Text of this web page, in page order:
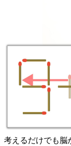
考えるだけでも